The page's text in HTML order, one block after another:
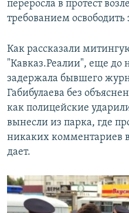
переросла в протест
требованием
Как рассказали
"Кавказ.Реалии", еще до
задержала бывшего
Габибулаева без
как полицейские
вынесли из парка, где
никаких комментариев
дает.